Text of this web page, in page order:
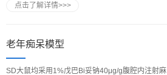
点击了解详情>>>
老年痴呆模型
SD大鼠均采用1%戊巴Bi妥钠40μg/g腹腔内注射麻